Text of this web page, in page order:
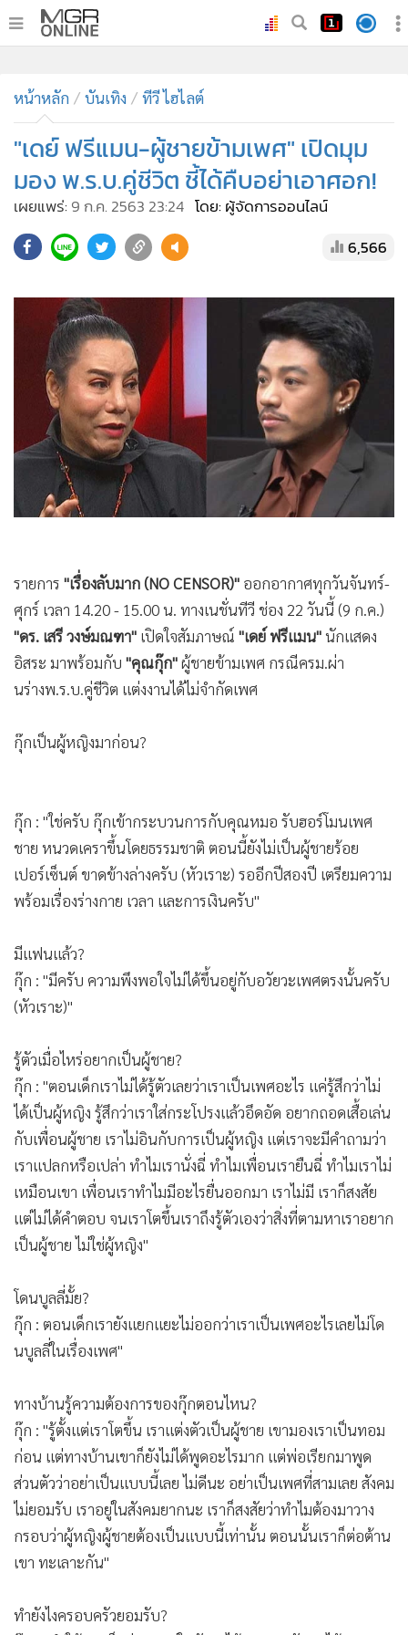
• ทันเหตุการณ์
• ภาคใต้
ภูมิภาค
• Online Section
• บันเทิง
• ผู้จัดการรายวัน
คอลัมนิสต์
• ละคร
CbizReview
Cyber BIZ
ผู้จัดกวน
Good health & Well-being
Green Innovation & SD
• Management & HR
MGR Live
• Infographic
• ท่องเที่ยว
• กีฬา
• ต่างประเทศ
• Special Scoop
• เศรษฐกิจ-ธุรกิจ
• ชุมชน-คุณภาพชีวิต
• เกม
วิทยาศาสตร์
SMEs
• อินโดจีน
• กองทุนรวม
• Celeb Online
• ญี่ปุ่น
• News1
• Gotomanager
หน้าหลัก บันเทิง ทีวี ไฮไลต์
"เดย์ ฟรีแมน-ผู้ชายข้ามเพศ" เปิดมุม
เผยแพร่:9 ก.ค. 2563 23:24
โดย: ผู้จัดการออนไลน์
6,566
รายการ"เรื่องลับมาก (NO CENSOR)"ออกอากาศทุกวันจันทร์-
ศุกร์ เวลา 14.20 - 15.00 น. ทางเนชั่นทีวี ช่อง 22 วันนี้ (9 ก.ค.)
"ดร. เสรี วงษ์มณฑา"เปิดใจสัมภาษณ์"เดย์ ฟรีแมน"
นร่างพ.ร.บ.คู่ชีวิต แต่งงานได้ไม่จำกัดเพศ
กุ๊ก : "ใช่ครับ กุ๊กเข้ากระบวนการกับคุณหมอ รับฮอร์โมนเพศ
ชาย หนวดเคราขึ้นโดยธรรมชาติ ตอนนี้ยังไม่เป็นผู้ชายร้อย
พร้อมเรื่องร่างกาย เวลา และการเงินครับ"
มีแฟนแล้ว?
(หัวเราะ)"
รู้ตัวเมื่อไหร่อยากเป็นผู้ชาย?
กุ๊ก : "ตอนเด็กเราไม่ได้รู้ตัวเลยว่าเราเป็นเพศอะไร แค่รู้สึกว่าไม่
ได้เป็นผู้หญิง รู้สึกว่าเราใส่กระโปรงแล้วอึดอัด อยากถอดเสื้อเล่น
กับเพื่อนผู้ชาย เราไม่อินกับการเป็นผู้หญิง แต่เราจะมีคำถามว่า
เราแปลกหรือเปล่า ทำไมเรานั่งฉี่ ทำไมเพื่อนเรายืนฉี่ ทำไมเราไม่
เหมือนเขา เพื่อนเราทำไมมีอะไรยื่นออกมา เราไม่มี เราก็สงสัย
เป็นผู้ชาย ไม่ใช่ผู้หญิง"
โดนบูลลี่มั้ย?
นบูลลี่ในเรื่องเพศ"
ทางบ้านรู้ความต้องการของกุ๊กตอนไหน?
กุ๊ก : "รู้ตั้งแต่เราโตขึ้น เราแต่งตัวเป็นผู้ชาย เขามองเราเป็นทอม
ก่อน แต่ทางบ้านเขาก็ยังไม่ได้พูดอะไรมาก แต่พ่อเรียกมาพูด
ส่วนตัวว่าอย่าเป็นแบบนี้เลย ไม่ดีนะ อย่าเป็นเพศที่สามเลย สังคม
ไม่ยอมรับ เราอยู่ในสังคมยากนะ เราก็สงสัยว่าทำไมต้องมาวาง
เขา ทะเลาะกัน"